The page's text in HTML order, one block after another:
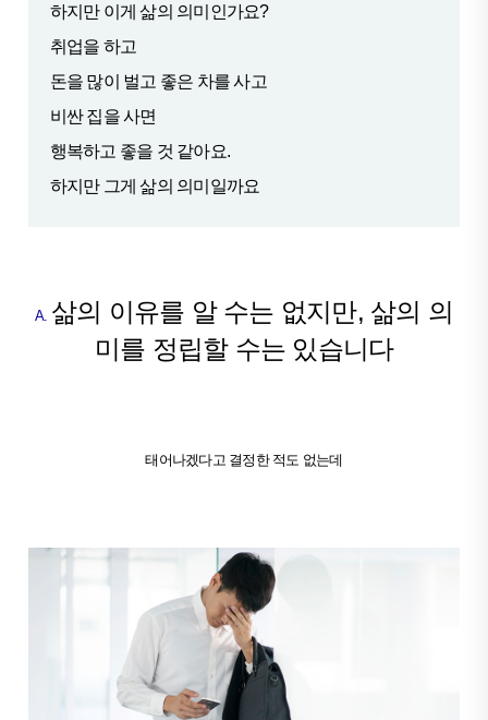
하지만 이게 삶의 의미인가요?
취업을 하고
돈을 많이 벌고 좋은 차를 사고
비싼 집을 사면
행복하고 좋을 것 같아요.
하지만 그게 삶의 의미일까요
A. 삶의 이유를 알 수는 없지만, 삶의 의
미를 정립할 수는 있습니다
태어나겠다고 결정한 적도 없는데